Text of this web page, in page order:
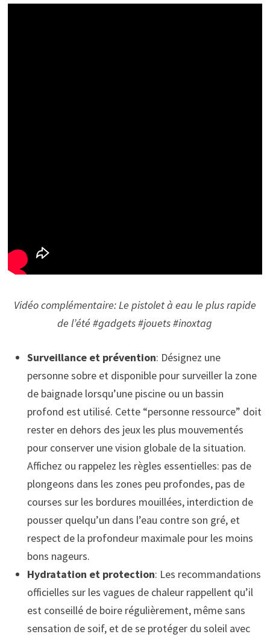
Vidéo complémentaire: Le pistolet à eau le plus rapide
de l’été #gadgets #jouets #inoxtag
Surveillance et prévention: Désignez une
personne sobre et disponible pour surveiller la zone
de baignade lorsqu’une piscine ou un bassin
profond est utilisé. Cette “personne ressource” doit
rester en dehors des jeux les plus mouvementés
pour conserver une vision globale de la situation.
Affichez ou rappelez les règles essentielles: pas de
plongeons dans les zones peu profondes, pas de
courses sur les bordures mouillées, interdiction de
pousser quelqu’un dans l’eau contre son gré, et
respect de la profondeur maximale pour les moins
bons nageurs.
Hydratation et protection: Les recommandations
officielles sur les vagues de chaleur rappellent qu’il
est conseillé de boire régulièrement, même sans
sensation de soif, et de se protéger du soleil avec